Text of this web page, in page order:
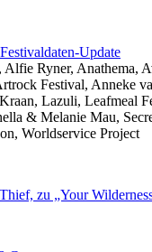
Update
Alfie Ryner,
Festival, Anneke
Lazuli, Leafmeal
& Melanie Mau,
Worldservice Project
zu „Your